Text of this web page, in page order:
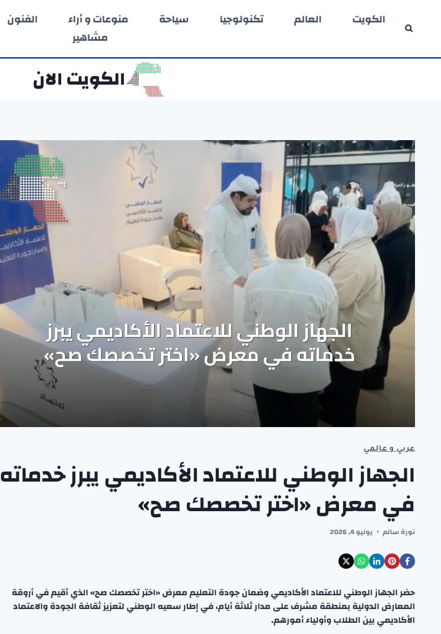
المحتوى
الكويت العالم تكنولوجيا سياحة منوعات و أراء الفنون
مشاهير
الكويت الان
عربي و عالمي
الجهاز الوطني للاعتماد الأكاديمي يبرز خدماته
في معرض «اختر تخصصك صح»
نورة سالم يوليو 4, 2026
حضر الجهاز الوطني للاعتماد الأكاديمي وضمان جودة التعليم معرض «اختر تخصصك صح» الذي أقيم في أروقة
المعارض الدولية بمنطقة مشرف على مدار ثلاثة أيام، في إطار سعيه الوطني لتعزيز ثقافة الجودة والاعتماد
الأكاديمي بين الطلاب وأولياء أمورهم.